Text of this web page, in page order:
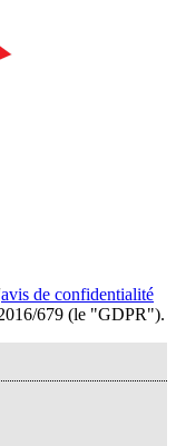
avis de confidentialité
679 (le "GDPR").